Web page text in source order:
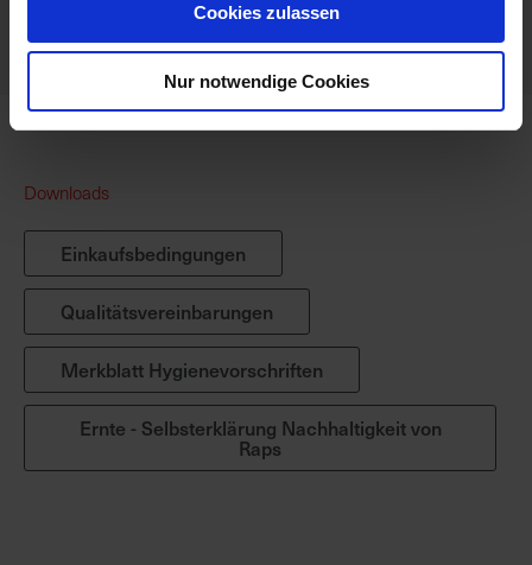
Cookies zulassen
Nur notwendige Cookies
Downloads
Einkaufsbedingungen
Qualitätsvereinbarungen
Merkblatt Hygienevorschriften
Ernte - Selbsterklärung Nachhaltigkeit von
Raps